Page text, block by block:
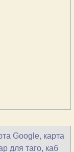
Google, карта
для таго, каб